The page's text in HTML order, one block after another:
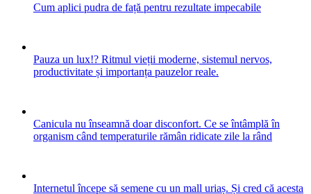
Cum aplici pudra de față pentru rezultate impecabile
Pauza un lux!? Ritmul vieții moderne, sistemul nervos,
productivitate și importanța pauzelor reale.
Canicula nu înseamnă doar disconfort. Ce se întâmplă în
organism când temperaturile rămân ridicate zile la rând
Internetul începe să semene cu un mall uriaș. Și cred că acesta